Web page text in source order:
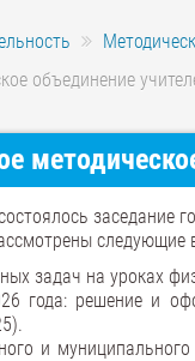
объединение
заседание
следующие
задач на уроках
года: решение и
и